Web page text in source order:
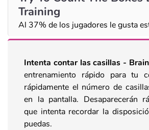
Training
Al 37% de los jugadores le gusta
Intenta contar las casillas -
entrenamiento rápido para tu
rápidamente el número de
en la pantalla. Desaparecerán
que intenta recordar la
puedas.